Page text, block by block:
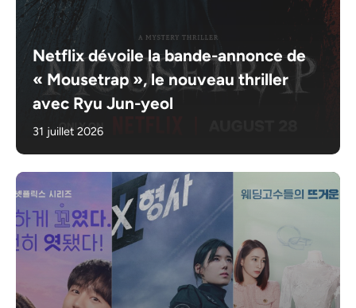
Netflix dévoile la bande-annonce de
« Mousetrap », le nouveau thriller
avec Ryu Jun-yeol
31 juillet 2026